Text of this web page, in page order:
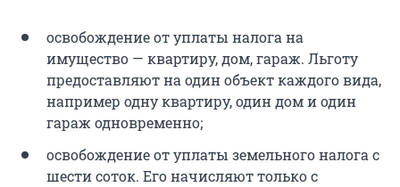
освобождение от уплаты налога на
имущество — квартиру, дом, гараж. Льготу
предоставляют на один объект каждого вида,
например одну квартиру, один дом и один
гараж одновременно;
освобождение от уплаты земельного налога с
шести соток. Его начисляют только с